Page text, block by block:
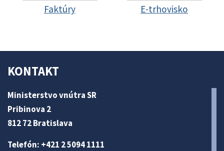
Faktúry E-trhovisko
KONTAKT
Ministerstvo vnútra SR
Pribinova 2
812 72 Bratislava
Telefón: +421 2 5094 1111